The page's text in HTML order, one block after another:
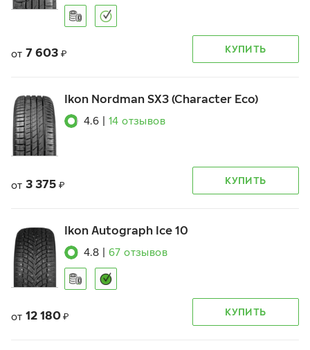
от 7 603 ₽ КУПИТЬ
Ikon Nordman SX3 (Character Eco)
4.6 14 отзывов
от 3 375 ₽ КУПИТЬ
Ikon Autograph Ice 10
4.8 67 отзывов
от 12 180 ₽ КУПИТЬ